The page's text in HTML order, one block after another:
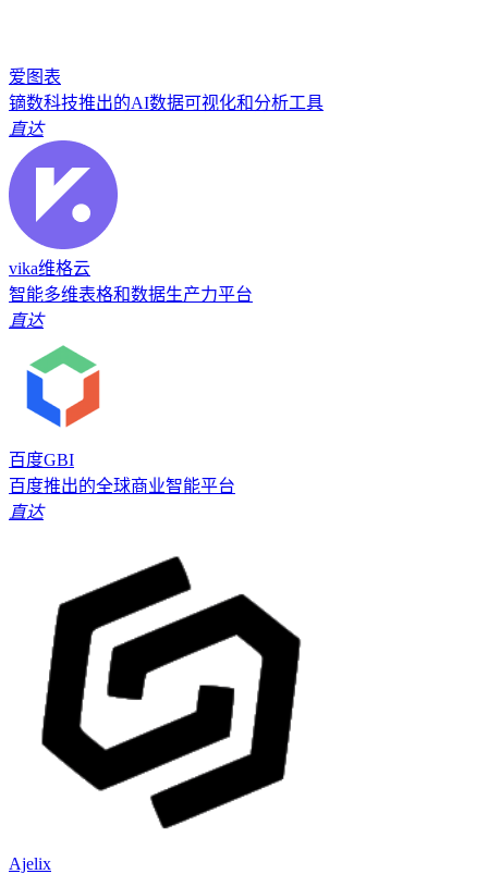
爱图表
镝数科技推出的AI数据可视化和分析工具
直达
vika维格云
智能多维表格和数据生产力平台
直达
百度GBI
百度推出的全球商业智能平台
直达
Ajelix